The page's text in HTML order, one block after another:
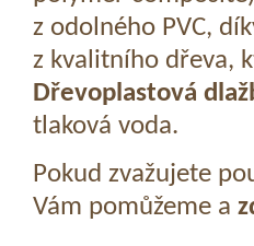
z odolného PVC,
z kvalitního dřeva,
Dřevoplastová
tlaková voda.
Pokud zvažujete
Vám pomůžeme a